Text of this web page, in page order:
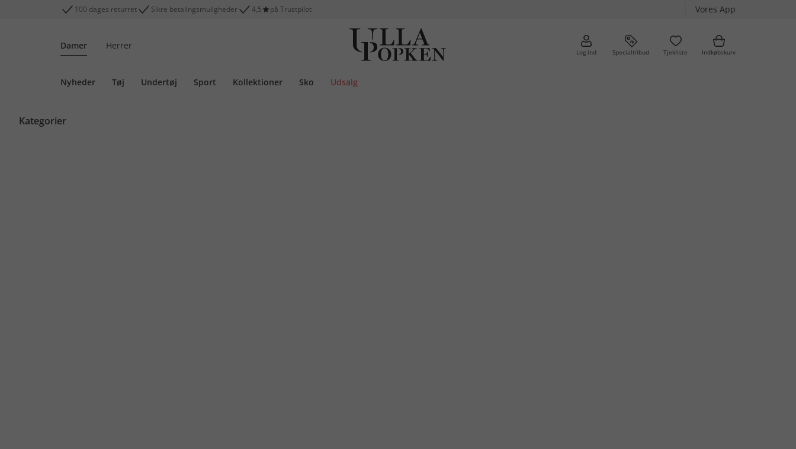
100 dages returret Sikre betalingsmuligheder 4,5 på Trustpilot Vores App
Damer Herrer
Log ind Specialtilbud Tjekliste Indkøbskurv
Nyheder Tøj Undertøj Sport Kollektioner Sko Udsalg
Kategorier